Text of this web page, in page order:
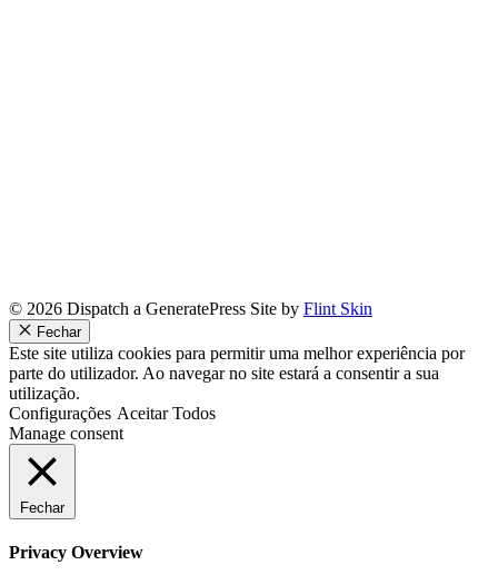
© 2026 Dispatch a GeneratePress Site by Flint Skin
Fechar
Este site utiliza cookies para permitir uma melhor experiência por
parte do utilizador. Ao navegar no site estará a consentir a sua
utilização.
Configurações Aceitar Todos
Manage consent
Fechar
Privacy Overview